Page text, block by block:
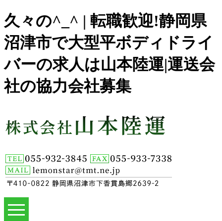
久々の^_^ | 転職歓迎!静岡県
沼津市で大型平ボディドライ
バーの求人は山本陸運|運送会
社の協力会社募集